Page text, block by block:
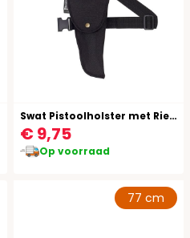
Swat Pistoolholster met Riem
€ 9,75
Op voorraad
77 cm